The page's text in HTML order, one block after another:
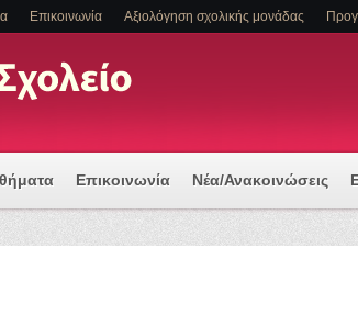
Επικοινωνία Αξιολόγηση σχολικής μονάδας
Επικοινωνία Νέα/Ανακοινώσεις
Ψηφιακά Υποστηριζόμενη Διδασκαλία
Η/ΚΑΙ ΕΙΔΙΚΕΣ ΕΚΠΑΙΔΕΥΤΙΚΕΣ ΑΝΑΓΚΕΣ